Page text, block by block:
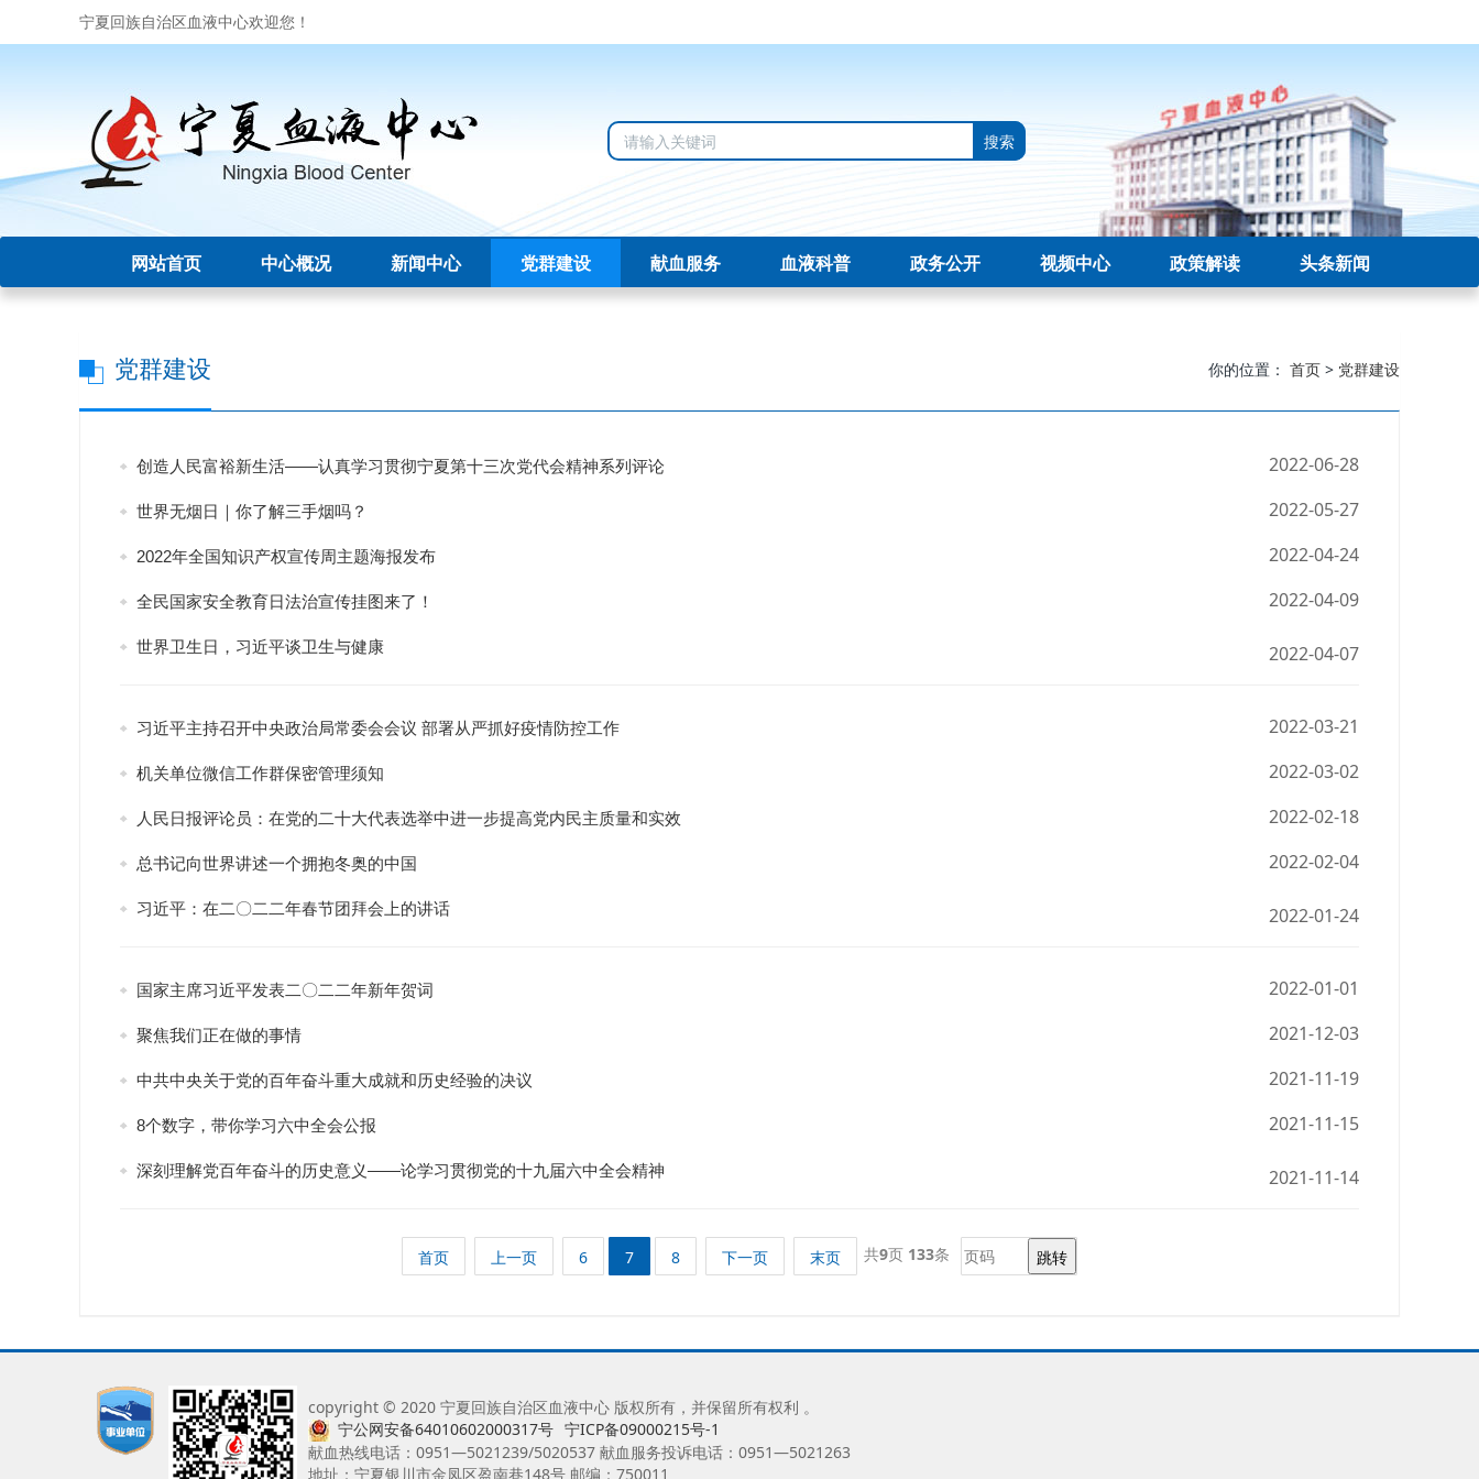
宁夏回族自治区血液中心欢迎您！
搜索
网站首页 中心概况 新闻中心 党群建设 献血服务 血液科普 政务公开 视频中心 政策解读 头条新闻
党群建设 你的位置： 首页 > 党群建设
创造人民富裕新生活——认真学习贯彻宁夏第十三次党代会精神系列评论 2022-06-28
世界无烟日｜你了解三手烟吗？ 2022-05-27
2022年全国知识产权宣传周主题海报发布 2022-04-24
全民国家安全教育日法治宣传挂图来了！ 2022-04-09
世界卫生日，习近平谈卫生与健康 2022-04-07
习近平主持召开中央政治局常委会会议 部署从严抓好疫情防控工作 2022-03-21
机关单位微信工作群保密管理须知 2022-03-02
人民日报评论员：在党的二十大代表选举中进一步提高党内民主质量和实效 2022-02-18
总书记向世界讲述一个拥抱冬奥的中国 2022-02-04
习近平：在二〇二二年春节团拜会上的讲话 2022-01-24
国家主席习近平发表二〇二二年新年贺词 2022-01-01
聚焦我们正在做的事情 2021-12-03
中共中央关于党的百年奋斗重大成就和历史经验的决议 2021-11-19
8个数字，带你学习六中全会公报 2021-11-15
深刻理解党百年奋斗的历史意义——论学习贯彻党的十九届六中全会精神 2021-11-14
首页 上一页 6 7 8 下一页 末页 共9页 133条
copyright © 2020 宁夏回族自治区血液中心 版权所有，并保留所有权利 。
宁公网安备64010602000317号 宁ICP备09000215号-1
献血热线电话：0951—5021239/5020537 献血服务投诉电话：0951—5021263
地址：宁夏银川市金凤区盈南巷148号 邮编：750011